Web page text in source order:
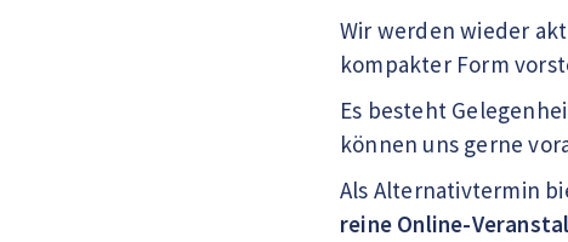
Wir werden wieder
kompakter Form
Es besteht
können uns gerne
Als Alternativtermin
reine Online-